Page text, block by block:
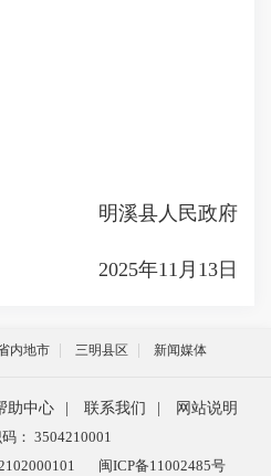
明溪县人民政府
2025年11月13日
内地市 三明县区 新闻媒体
助中心 联系我们
网站说明
： 3504210001
闽ICP备11002485号